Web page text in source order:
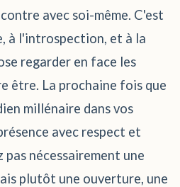
avec soi-même. C'est
à l'introspection, et à la
regarder en face les
être. La prochaine fois que
millénaire dans vos
avec respect et
nécessairement une
plutôt une ouverture, une